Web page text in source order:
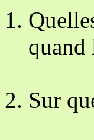
quand
Sur